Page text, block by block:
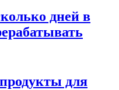
дней в
для